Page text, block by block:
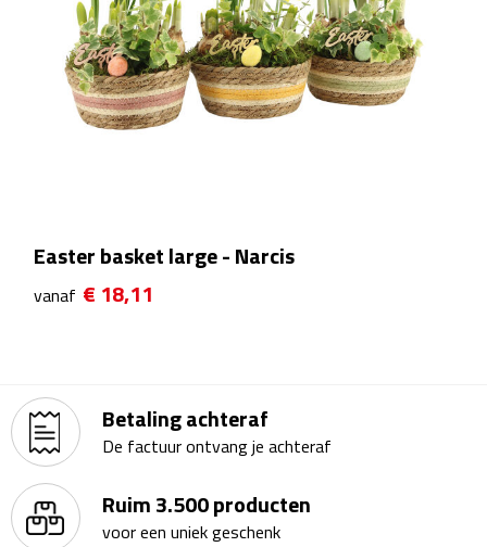
Koffieglazen
Theeglazen
Kopjes & Mokken
Schoteltjes
Kantoor & Zakelijk
Agenda's & Kalenders
Agenda's
Easter basket large - Narcis
vanaf € 18,11
Betaling achteraf
De factuur ontvang je achteraf
Ruim 3.500 producten
voor een uniek geschenk